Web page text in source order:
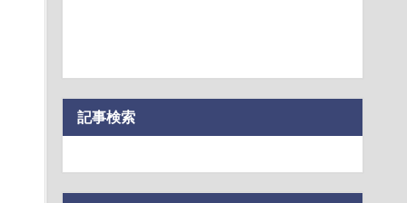
記事検索